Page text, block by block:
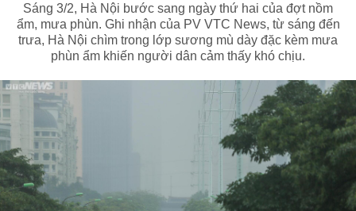
Sáng 3/2, Hà Nội bước sang ngày thứ hai của đợt nồm
ẩm, mưa phùn. Ghi nhận của PV VTC News, từ sáng đến
trưa, Hà Nội chìm trong lớp sương mù dày đặc kèm mưa
phùn ẩm khiến người dân cảm thấy khó chịu.